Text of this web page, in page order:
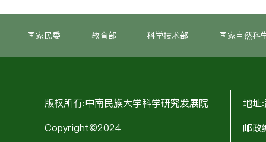
国家民委 教育部 科学技术部 国家自然科
版权所有:中南民族大学科学研究发展院
Copyright©2024
地址
邮政